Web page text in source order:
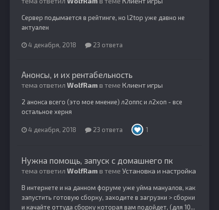
Сервер подымается в рейтинге, но l2top уже давно не
актуален
4 декабря, 2018 23 ответа
Анонсы, и их рентабельность
тема ответил WolfRam в теме Клиент игры
2 анонса всего (это мое мнение) л2оппс и л2хоп - все
остальное херня
4 декабря, 2018 23 ответа 1
Нужна помощь, запуск с домашнего пк
тема ответил WolfRam в теме Установка и настройка
В интернете и на данном форуме уже уйма мануалов, как
запустить готовую сборку, заходите в загрузки > сборки
и качайте оттуда сборку которая вам подойдет, (для 10...